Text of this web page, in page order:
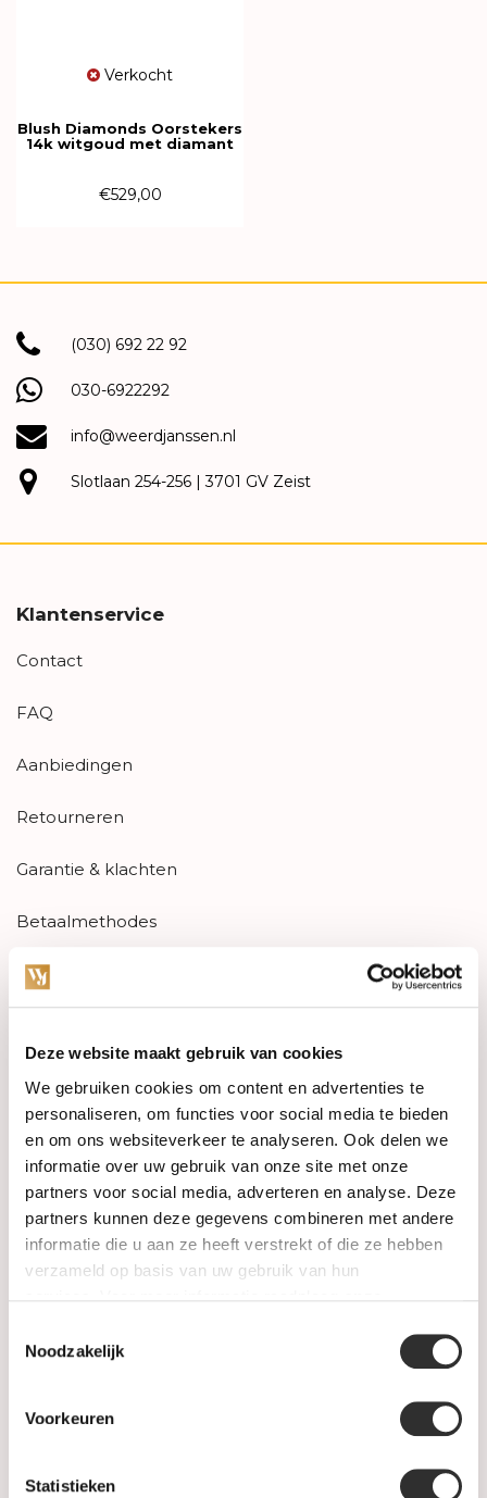
Deze website maakt gebruik van cookies
We gebruiken cookies om content en advertenties te
personaliseren, om functies voor social media te bieden
en om ons websiteverkeer te analyseren. Ook delen we
informatie over uw gebruik van onze site met onze
partners voor social media, adverteren en analyse. Deze
partners kunnen deze gegevens combineren met andere
informatie die u aan ze heeft verstrekt of die ze hebben
verzameld op basis van uw gebruik van hun
Noodzakelijk
Voorkeuren
Statistieken
Verkocht
Blush Diamonds Oorstekers
14k witgoud met diamant
€529,00
(030) 692 22 92
030-6922292
info@weerdjanssen.nl
Slotlaan 254-256 | 3701 GV Zeist
Klantenservice
Contact
FAQ
Aanbiedingen
Retourneren
Garantie & klachten
Betaalmethodes
Sitemap
Categorieën
Horloges
Juwelen
Trouwringen
PRE-OWNED
Informatie